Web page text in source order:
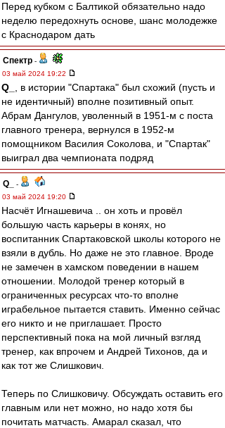
Перед кубком с Балтикой обязательно надо
неделю передохнуть основе, шанс молодежке
с Краснодаром дать
Спектр -
03 май 2024 19:22
Q_
, в истории "Спартака" был схожий (пусть и
не идентичный) вполне позитивный опыт.
Абрам Дангулов, уволенный в 1951-м с поста
главного тренера, вернулся в 1952-м
помощником Василия Соколова, и "Спартак"
выиграл два чемпионата подряд
Q_
-
03 май 2024 19:20
Насчёт Игнашевича .. он хоть и провёл
большую часть карьеры в конях, но
воспитанник Спартаковской школы которого не
взяли в дубль. Но даже не это главное. Вроде
не замечен в хамском поведении в нашем
отношении. Молодой тренер который в
ограниченных ресурсах что-то вполне
играбельное пытается ставить. Именно сейчас
его никто и не приглашает. Просто
перспективный пока на мой личный взгляд
тренер, как впрочем и Андрей Тихонов, да и
как тот же Слишкович.
Теперь по Слишковичу. Обсуждать оставить его
главным или нет можно, но надо хотя бы
почитать матчасть. Амарал сказал, что